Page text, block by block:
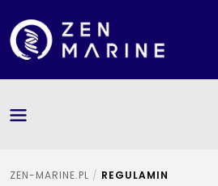
ZEN-MARINE.PL REGULAMIN